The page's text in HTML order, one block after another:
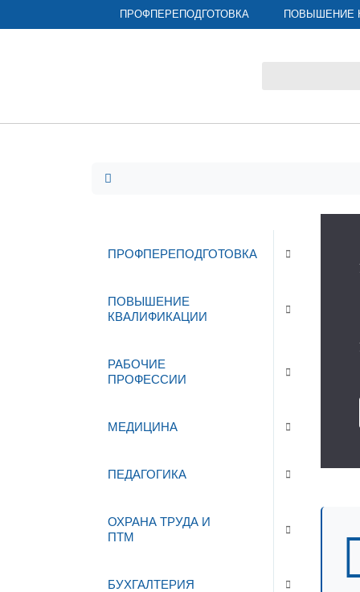
ПРОФПЕРЕПОДГОТОВКА ПОВЫШЕНИЕ
ПРОФПЕРЕПОДГОТОВКА
ПОВЫШЕНИЕ
КВАЛИФИКАЦИИ
РАБОЧИЕ
ПРОФЕССИИ
МЕДИЦИНА
ПЕДАГОГИКА
ОХРАНА ТРУДА И
ПТМ
БУХГАЛТЕРИЯ